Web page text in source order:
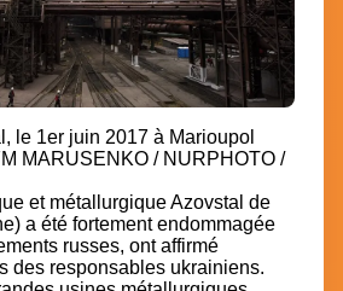
le 1er juin 2017 à Marioupol
MARUSENKO / NURPHOTO /
et métallurgique Azovstal de
a été fortement endommagée
russes, ont affirmé
des responsables ukrainiens.